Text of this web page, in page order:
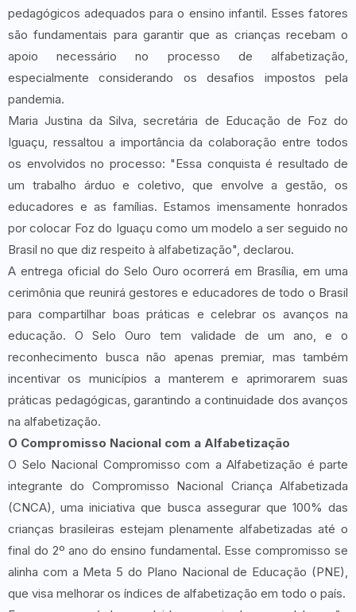
pedagógicos adequados para o ensino infantil. Esses fatores
são fundamentais para garantir que as crianças recebam o
apoio necessário no processo de alfabetização,
especialmente considerando os desafios impostos pela
pandemia.
Maria Justina da Silva, secretária de Educação de Foz do
Iguaçu, ressaltou a importância da colaboração entre todos
os envolvidos no processo: "Essa conquista é resultado de
um trabalho árduo e coletivo, que envolve a gestão, os
educadores e as famílias. Estamos imensamente honrados
por colocar Foz do Iguaçu como um modelo a ser seguido no
Brasil no que diz respeito à alfabetização", declarou.
A entrega oficial do Selo Ouro ocorrerá em Brasília, em uma
cerimônia que reunirá gestores e educadores de todo o Brasil
para compartilhar boas práticas e celebrar os avanços na
educação. O Selo Ouro tem validade de um ano, e o
reconhecimento busca não apenas premiar, mas também
incentivar os municípios a manterem e aprimorarem suas
práticas pedagógicas, garantindo a continuidade dos avanços
na alfabetização.
O Compromisso Nacional com a Alfabetização
O Selo Nacional Compromisso com a Alfabetização é parte
integrante do Compromisso Nacional Criança Alfabetizada
(CNCA), uma iniciativa que busca assegurar que 100% das
crianças brasileiras estejam plenamente alfabetizadas até o
final do 2º ano do ensino fundamental. Esse compromisso se
alinha com a Meta 5 do Plano Nacional de Educação (PNE),
que visa melhorar os índices de alfabetização em todo o país.